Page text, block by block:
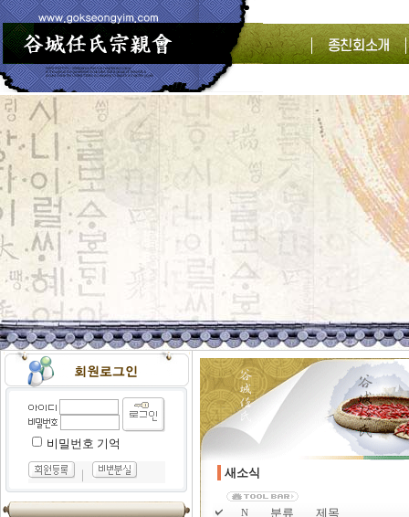
비밀번호 기억
새소식
N 분류 제목